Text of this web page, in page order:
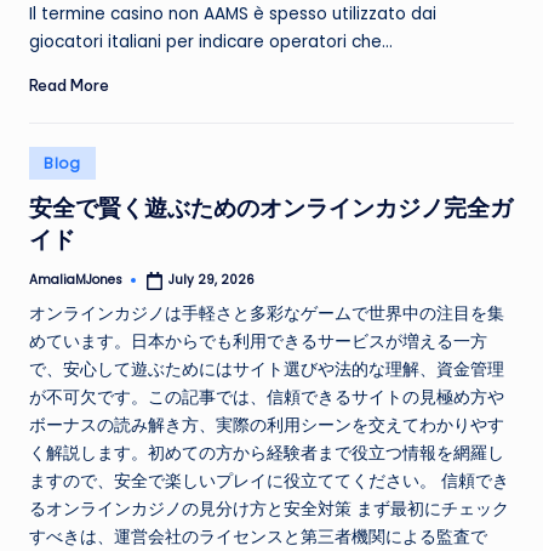
Il termine casino non AAMS è spesso utilizzato dai
giocatori italiani per indicare operatori che…
Read More
Posted
in
Blog
安全で賢く遊ぶためのオンラインカジノ完全ガ
イド
Posted
AmaliaMJones July 29, 2026
オンラインカジノは手軽さと多彩なゲームで世界中の注目を集
めています。日本からでも利用できるサービスが増える一方
で、安心して遊ぶためにはサイト選びや法的な理解、資金管理
が不可欠です。この記事では、信頼できるサイトの見極め方や
ボーナスの読み解き方、実際の利用シーンを交えてわかりやす
く解説します。初めての方から経験者まで役立つ情報を網羅し
ますので、安全で楽しいプレイに役立ててください。 信頼でき
るオンラインカジノの見分け方と安全対策 まず最初にチェック
すべきは、運営会社のライセンスと第三者機関による監査で